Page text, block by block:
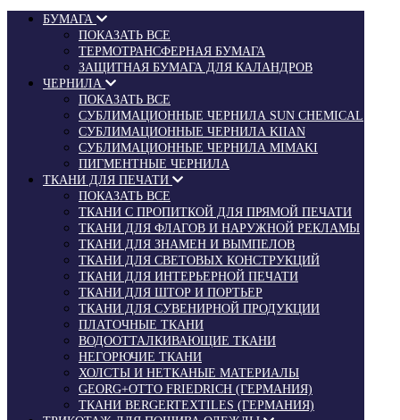
БУМАГА
ПОКАЗАТЬ ВСЕ
ТЕРМОТРАНСФЕРНАЯ БУМАГА
ЗАЩИТНАЯ БУМАГА ДЛЯ КАЛАНДРОВ
ЧЕРНИЛА
ПОКАЗАТЬ ВСЕ
СУБЛИМАЦИОННЫЕ ЧЕРНИЛА SUN CHEMICAL
СУБЛИМАЦИОННЫЕ ЧЕРНИЛА KIIAN
СУБЛИМАЦИОННЫЕ ЧЕРНИЛА MIMAKI
ПИГМЕНТНЫЕ ЧЕРНИЛА
ТКАНИ ДЛЯ ПЕЧАТИ
ПОКАЗАТЬ ВСЕ
ТКАНИ С ПРОПИТКОЙ ДЛЯ ПРЯМОЙ ПЕЧАТИ
ТКАНИ ДЛЯ ФЛАГОВ И НАРУЖНОЙ РЕКЛАМЫ
ТКАНИ ДЛЯ ЗНАМЕН И ВЫМПЕЛОВ
ТКАНИ ДЛЯ СВЕТОВЫХ КОНСТРУКЦИЙ
ТКАНИ ДЛЯ ИНТЕРЬЕРНОЙ ПЕЧАТИ
ТКАНИ ДЛЯ ШТОР И ПОРТЬЕР
ТКАНИ ДЛЯ СУВЕНИРНОЙ ПРОДУКЦИИ
ПЛАТОЧНЫЕ ТКАНИ
ВОДООТТАЛКИВАЮЩИЕ ТКАНИ
НЕГОРЮЧИЕ ТКАНИ
ХОЛСТЫ И НЕТКАНЫЕ МАТЕРИАЛЫ
GEORG+OTTO FRIEDRICH (ГЕРМАНИЯ)
ТКАНИ BERGERTEXTILES (ГЕРМАНИЯ)